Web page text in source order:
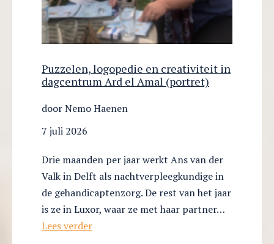
Puzzelen, logopedie en creativiteit in
dagcentrum Ard el Amal (portret)
door Nemo Haenen
7 juli 2026
Drie maanden per jaar werkt Ans van der
Valk in Delft als nachtverpleegkundige in
de gehandicaptenzorg. De rest van het jaar
is ze in Luxor, waar ze met haar partner…
Lees verderPuzzelen,